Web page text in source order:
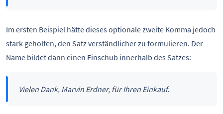
Im ersten Beispiel hätte dieses optionale zweite Komma jedoch
stark geholfen, den Satz verständlicher zu formulieren. Der
Name bildet dann einen Einschub innerhalb des Satzes:
Vielen Dank, Marvin Erdner, für Ihren Einkauf.